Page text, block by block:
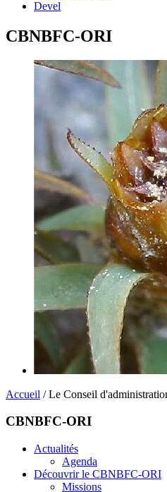
Devel
CBNBFC-ORI
Accueil / Le Conseil
CBNBFC-ORI
Actualités
Agenda
Découvrir le CBNBFC-ORI
Missions